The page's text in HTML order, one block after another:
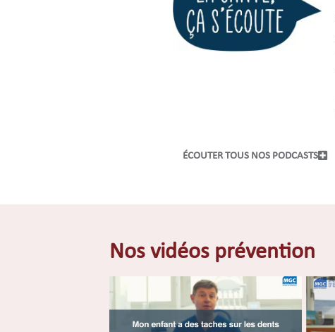
ÉCOUTER TOUS NOS PODCASTS
Nos vidéos prévention